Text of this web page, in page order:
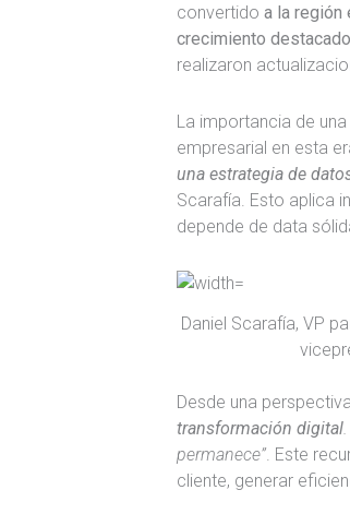
convertido a la región
crecimiento
realizaron
La importancia de
empresarial en esta
una estrategia de
Scarafía. Esto aplica
depende de data
Daniel Scarafía, VP
Desde una
transformación digital
permanece” . Este
cliente, generar